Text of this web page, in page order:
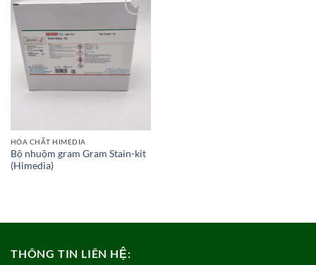
Add to
wishlist
HÓA CHẤT HIMEDIA
Bộ nhuộm gram Gram Stain-kit
(Himedia)
THÔNG TIN LIÊN HỆ: